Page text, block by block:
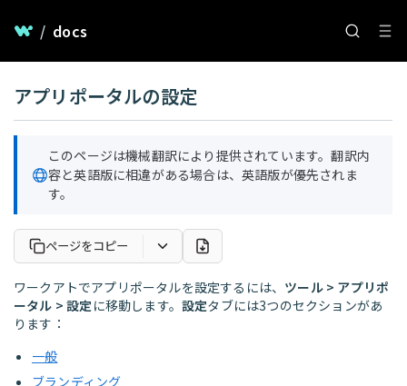
/ docs
アプリポータルの設定
このページは機械翻訳により提供されています。翻訳内
容と英語版に相違がある場合は、英語版が優先されま
す。
ページをコピー
ワークアトでアプリポータルを設定するには、 ツール > アプリポ
ータル > 設定に移動します。設定タブには3つのセクションがあ
ります：
一般
ブランディング